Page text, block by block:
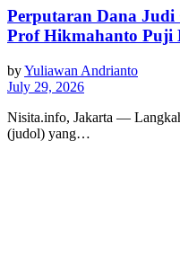
Perputaran Dana Judi
Prof Hikmahanto Puji
byYuliawan Andrianto
July 29, 2026
Nisita.info, Jakarta —
(judol) yang…